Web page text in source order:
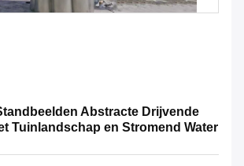
Abstracte Drijvende
Tuinlandschap en Stromend Water